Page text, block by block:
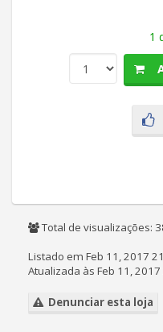
1
Total de visualizações:
Listado em Feb 11, 2017
Atualizada às Feb 11, 2017
Denunciar esta loja